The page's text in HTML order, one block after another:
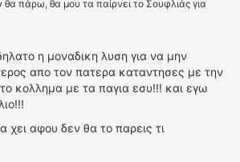
θα πάρω, θα μου τα παίρνει το Σουφλιάς για
η μοναδικη λυση για να μην
απο τον πατερα καταντησες με την
κολλημα με τα παγια εσυ!!! και εγω
χει αφου δεν θα το παρεις τι